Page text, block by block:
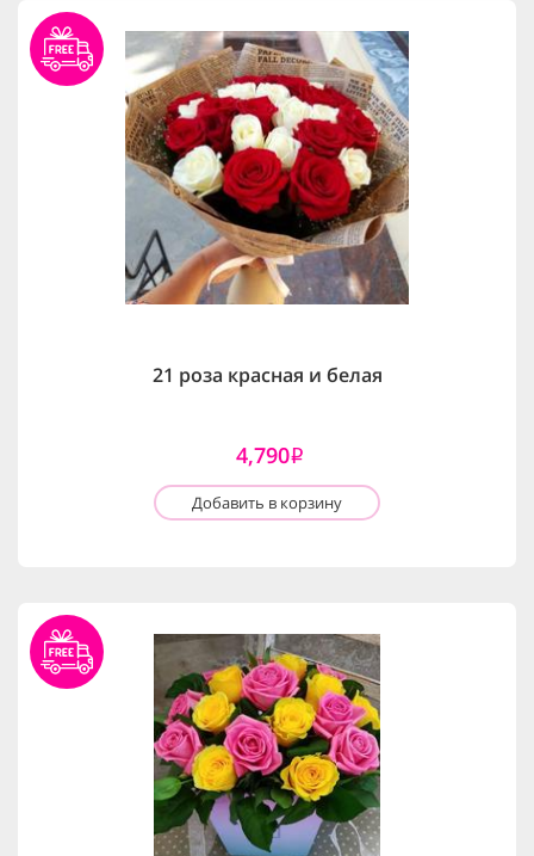
21 роза красная и белая
4,790i
Добавить в корзину